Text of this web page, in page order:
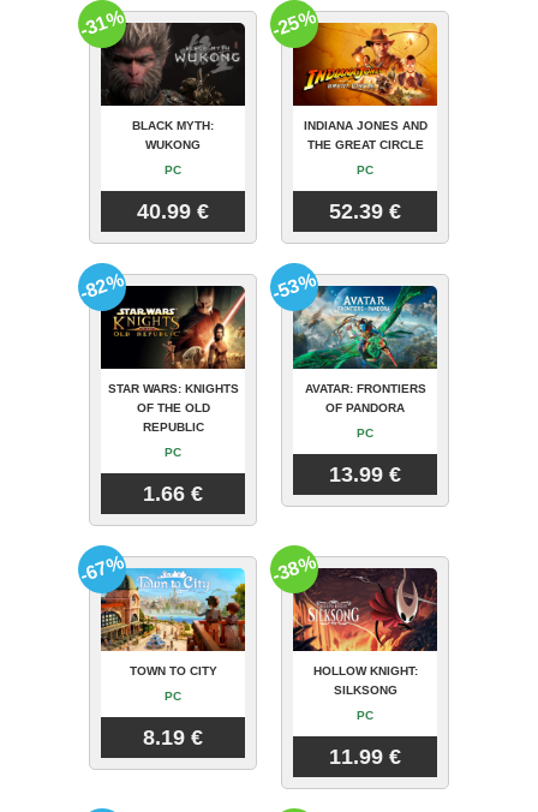
BLACK MYTH:
WUKONG
PC
40.99 €
-31%
INDIANA JONES AND
THE GREAT CIRCLE
PC
52.39 €
-25%
STAR WARS: KNIGHTS
OF THE OLD
REPUBLIC
PC
1.66 €
-82%
AVATAR: FRONTIERS
OF PANDORA
PC
13.99 €
-53%
TOWN TO CITY
PC
8.19 €
-67%
HOLLOW KNIGHT:
SILKSONG
PC
11.99 €
-38%